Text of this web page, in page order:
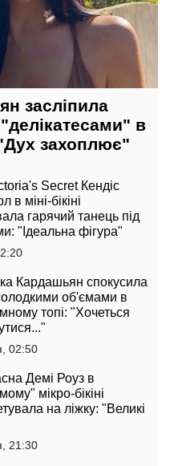
засліпила
в
захоплює"
Secret Кендіс
в міні-бікіні
гарячий танець під
"Ідеальна фігура"
Кардашьян спокусила
об'ємами в
топі: "Хочеться
02:50
Демі Роуз в
мікро-бікіні
на ліжку: "Великі
21:30